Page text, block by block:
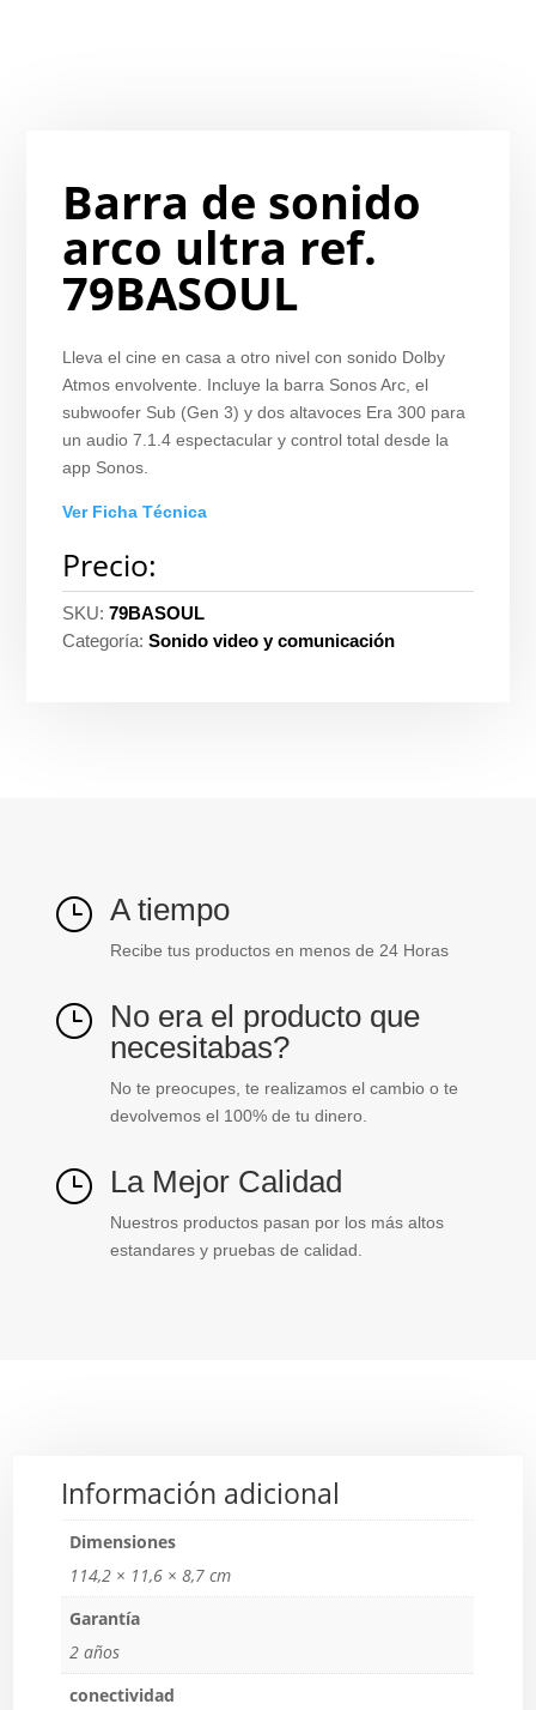
Barra de sonido
arco ultra ref.
79BASOUL
Lleva el cine en casa a otro nivel con sonido Dolby
Atmos envolvente. Incluye la barra Sonos Arc, el
subwoofer Sub (Gen 3) y dos altavoces Era 300 para
un audio 7.1.4 espectacular y control total desde la
app Sonos.
Ver Ficha Técnica
Precio:
SKU:79BASOUL
Categoría:Sonido video y comunicación
} A tiempo
Recibe tus productos en menos de 24 Horas
} No era el producto que
necesitabas?
No te preocupes, te realizamos el cambio o te
devolvemos el 100% de tu dinero.
} La Mejor Calidad
Nuestros productos pasan por los más altos
estandares y pruebas de calidad.
Información adicional
Dimensiones
114,2 × 11,6 × 8,7 cm
Garantía
2 años
conectividad